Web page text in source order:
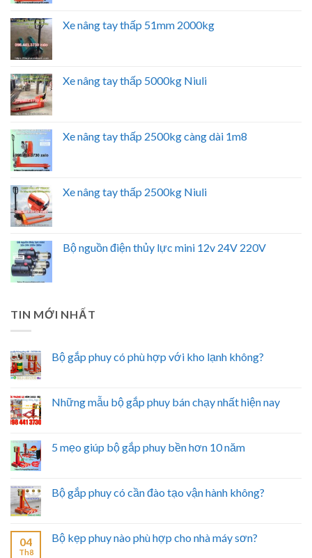
Xe nâng tay thấp 51mm 2000kg
Xe nâng tay thấp 5000kg Niuli
Xe nâng tay thấp 2500kg càng dài 1m8
Xe nâng tay thấp 2500kg Niuli
Bộ nguồn điện thủy lực mini 12v 24V 220V
TIN MỚI NHẤT
Bộ gắp phuy có phù hợp với kho lạnh không?
Những mẫu bộ gắp phuy bán chạy nhất hiện nay
5 mẹo giúp bộ gắp phuy bền hơn 10 năm
Bộ gắp phuy có cần đào tạo vận hành không?
04
Th8
Bộ kẹp phuy nào phù hợp cho nhà máy sơn?